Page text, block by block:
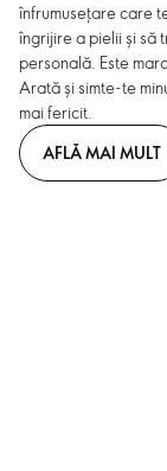
înfrumusețare care
îngrijire a pielii și să
personală. Este
Arată și simte-te
mai fericit.
AFLĂ MAI MULT